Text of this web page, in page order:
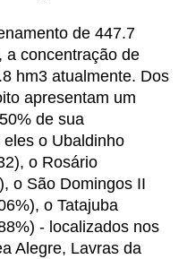
de 447.7
a concentração de
hm3 atualmente. Dos
apresentam um
de sua
o Ubaldinho
o Rosário
o São Domingos II
o Tatajuba
- localizados nos
Alegre, Lavras da